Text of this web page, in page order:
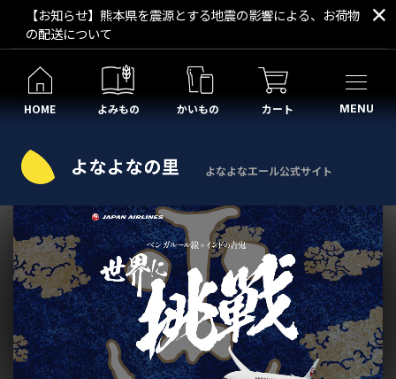
【お知らせ】熊本県を震源とする地震の影響による、お荷物
の配送について
HOME よみもの かいもの カート MENU
よなよなエール公式サイト